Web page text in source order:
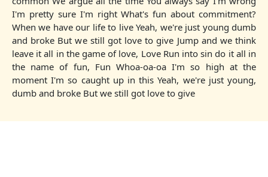
I'm pretty sure I'm right What's fun about commitment?
When we have our life to live Yeah, we're just young dumb
and broke But we still got love to give Jump and we think
leave it all in the game of love, Love Run into sin do it all in
the name of fun, Fun Whoa-oa-oa I'm so high at the
moment I'm so caught up in this Yeah, we're just young,
dumb and broke But we still got love to give